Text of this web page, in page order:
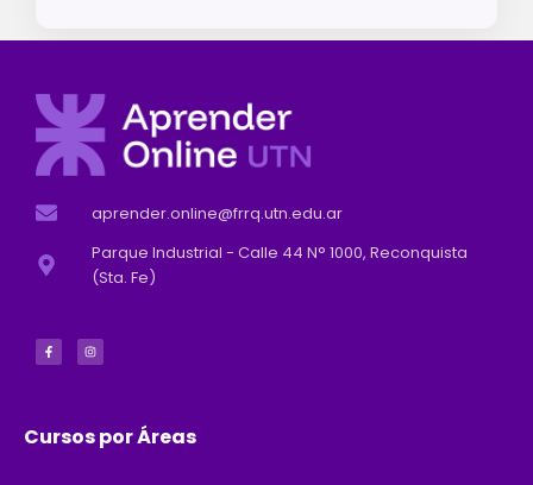
aprender.online@frrq.utn.edu.ar
Parque Industrial - Calle 44 N° 1000, Reconquista
(Sta. Fe)
c
e
b
s
t
a
Cursos por Áreas